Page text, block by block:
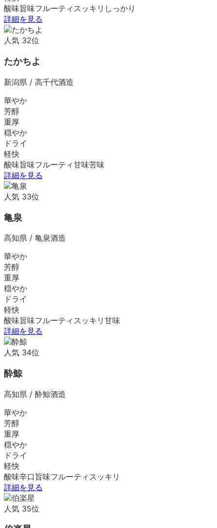
酸味旨味フルーティ スッキリ しっかり
詳細を見る
人気 32位
たかちよ
新潟県 / 高千代酒造
華やか
芳醇
重厚
穏やか
ドライ
軽快
酸味旨味フルーティ甘味苦味
詳細を見る
人気 33位
亀泉
高知県 / 亀泉酒造
華やか
芳醇
重厚
穏やか
ドライ
軽快
酸味旨味フルーティ スッキリ 甘味
詳細を見る
人気 34位
酔鯨
高知県 / 酔鯨酒造
華やか
芳醇
重厚
穏やか
ドライ
軽快
酸味辛口 旨味フルーティ スッキリ
詳細を見る
人気 35位